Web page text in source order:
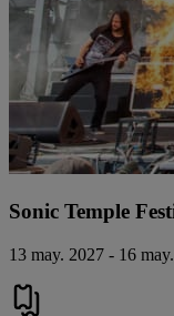
Sonic Temple
13 may. 2027 - 16